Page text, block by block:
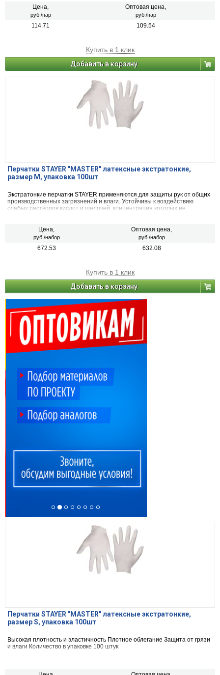
Цена,
руб./пар
Оптовая цена,
руб./пар
114.71 109.54
Купить в 1 клик
Добавить в корзину
Перчатки STAYER "MASTER" латексные экстратонкие,
размер M, упаковка 100шт
Экстратонкие перчатки STAYER применяются для защиты рук от общих
производственных загрязнений и влаги. Устойчивы к воздействию
слабых растворов кислот и щелочей, концентрация которых не
Цена,
руб./набор
Оптовая цена,
руб./набор
672.53 632.08
Купить в 1 клик
Добавить в корзину
Перчатки STAYER "MASTER" латексные экстратонкие,
размер S, упаковка 100шт
Высокая плотность и эластичность Плотное облегание Защита от грязи
и влаги Количество в упаковке 100 штук